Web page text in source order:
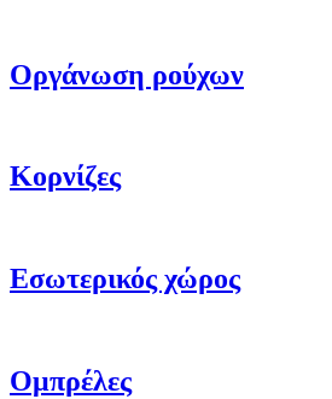
Οργάνωση ρούχων
Κορνίζες
Εσωτερικός χώρος
Ομπρέλες